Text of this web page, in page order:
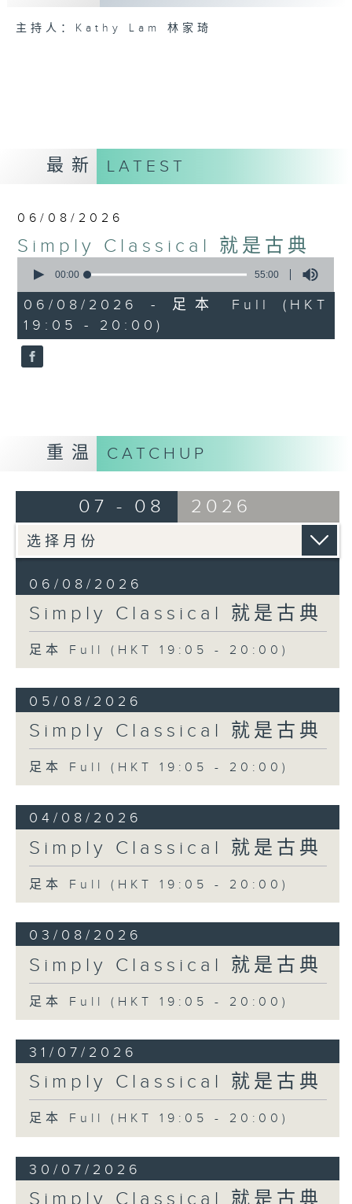
主持人：Kathy Lam 林家琦
最新 LATEST
06/08/2026
Simply Classical 就是古典
seconds
55
minutes,
0
seconds
00:00 55:00
06/08/2026 - 足本 Full (HKT
19:05 - 20:00)
重温 CATCHUP
07 - 08 2026
06/08/2026
Simply Classical 就是古典
足本 Full (HKT 19:05 - 20:00)
05/08/2026
Simply Classical 就是古典
足本 Full (HKT 19:05 - 20:00)
04/08/2026
Simply Classical 就是古典
足本 Full (HKT 19:05 - 20:00)
03/08/2026
Simply Classical 就是古典
足本 Full (HKT 19:05 - 20:00)
31/07/2026
Simply Classical 就是古典
足本 Full (HKT 19:05 - 20:00)
30/07/2026
Simply Classical 就是古典